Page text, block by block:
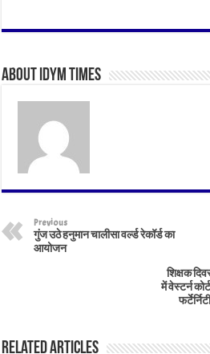
ts
A
pp
bo
ok
tt ed ail
About IDYM Times
Previous
गुंज उठे हनुमान चालीसा वर्ल्ड रेकॉर्ड का
आयोजन
शिक्षक
में वेस्टर्न
Related Articles